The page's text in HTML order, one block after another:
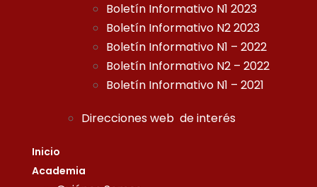
Boletín Informativo N1 2023
Boletín Informativo N2 2023
Boletín Informativo N1 – 2022
Boletín Informativo N2 – 2022
Boletín Informativo N1 – 2021
Direcciones web de interés
Inicio
Academia